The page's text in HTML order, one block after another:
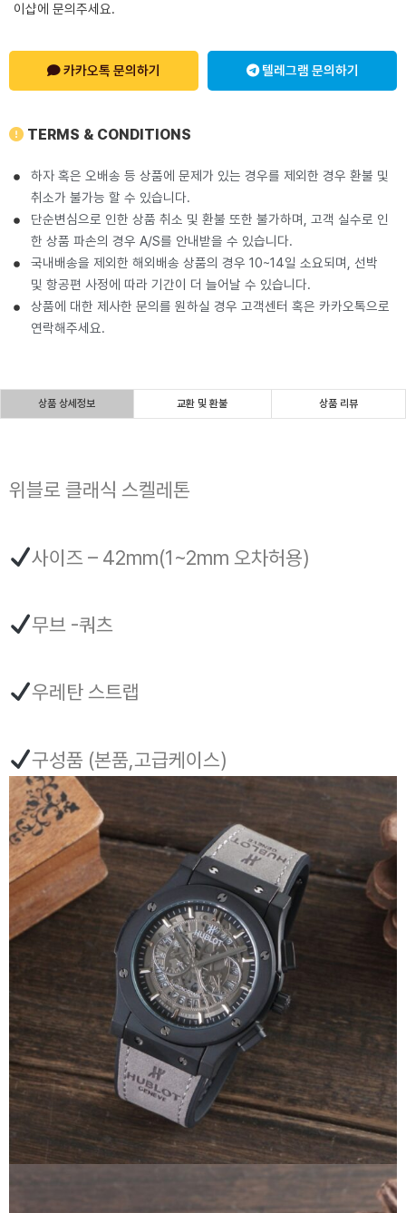
이샵에 문의주세요.
카카오톡 문의하기 텔레그램 문의하기
TERMS & CONDITIONS
하자 혹은 오배송 등 상품에 문제가 있는 경우를 제외한 경우 환불 및
취소가 불가능 할 수 있습니다.
단순변심으로 인한 상품 취소 및 환불 또한 불가하며, 고객 실수로 인
한 상품 파손의 경우 A/S를 안내받을 수 있습니다.
국내배송을 제외한 해외배송 상품의 경우 10~14일 소요되며, 선박
및 항공편 사정에 따라 기간이 더 늘어날 수 있습니다.
상품에 대한 제사한 문의를 원하실 경우 고객센터 혹은 카카오톡으로
연락해주세요.
상품 상세정보 교환 및 환불 상품 리뷰
위블로 클래식 스켈레톤
사이즈 – 42mm(1~2mm 오차허용)
무브 -쿼츠
우레탄 스트랩
구성품 (본품,고급케이스)